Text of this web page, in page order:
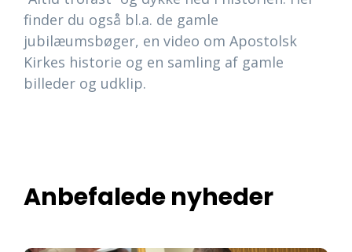
finder du også bl.a. de gamle
jubilæumsbøger, en video om Apostolsk
Kirkes historie og en samling af gamle
billeder og udklip.
Anbefalede nyheder